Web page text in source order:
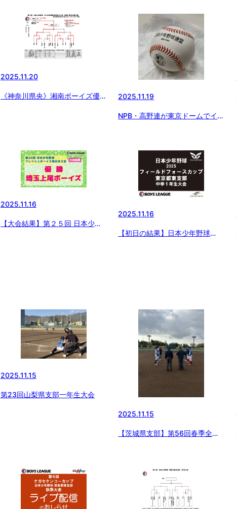
2025.11.20
《神奈川県央》湘南ボーイズ優勝
2025.11.19
NPB・高野連が東京ドームでイベ
2025.11.16
【大会結果】第２５回 日本少年
2025.11.16
【初日の結果】日本少年野球
2025.11.15
第23回山梨県支部一年生大会
2025.11.15
【茨城県支部】第56回春季全国